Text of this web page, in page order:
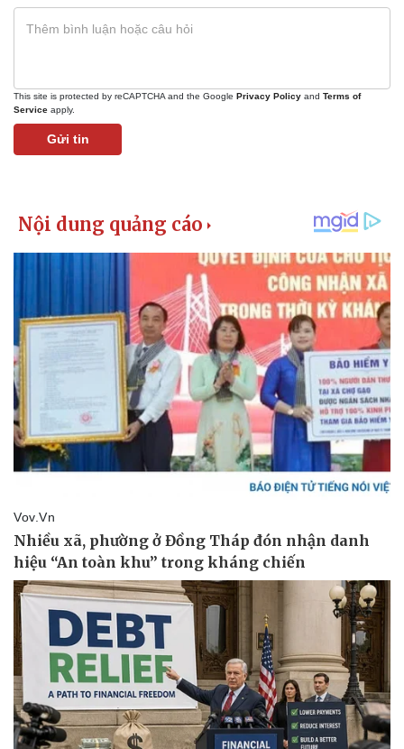
Kinh tế
Bất động sản
Thị trường
Giá vàng
Tiêu dùng
Tỷ giá
Chứng khoán
Giá cà phê
This site is protected by reCAPTCHA and the Google Privacy Policy and Terms of
Service apply.
Gửi tin